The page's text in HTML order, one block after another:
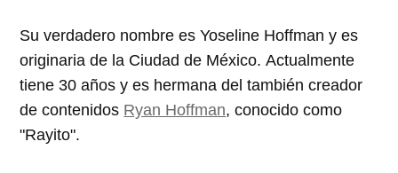
Su verdadero nombre es Yoseline Hoffman y es
originaria de la Ciudad de México. Actualmente
tiene 30 años y es hermana del también creador
de contenidos Ryan Hoffman, conocido como
"Rayito".